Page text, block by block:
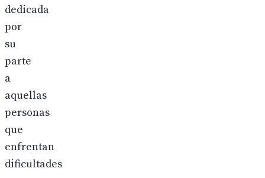
dedicada
por
su
parte
a
aquellas
personas
que
enfrentan
dificultades